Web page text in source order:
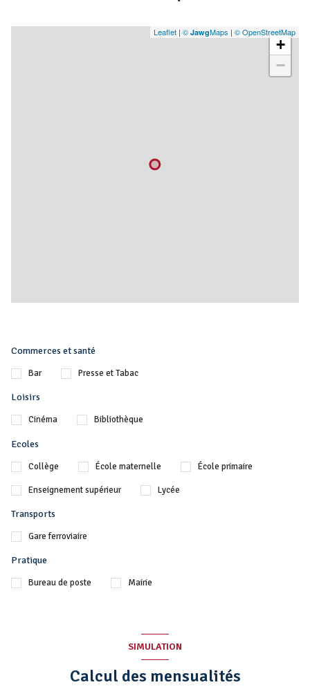
+
−
Leaflet | © JawgMaps | © OpenStreetMap
Commerces et santé
Bar Presse et Tabac
Loisirs
Cinéma Bibliothèque
Ecoles
Collège École maternelle École primaire
Enseignement supérieur Lycée
Transports
Gare ferroviaire
Pratique
Bureau de poste Mairie
SIMULATION
Calcul des mensualités